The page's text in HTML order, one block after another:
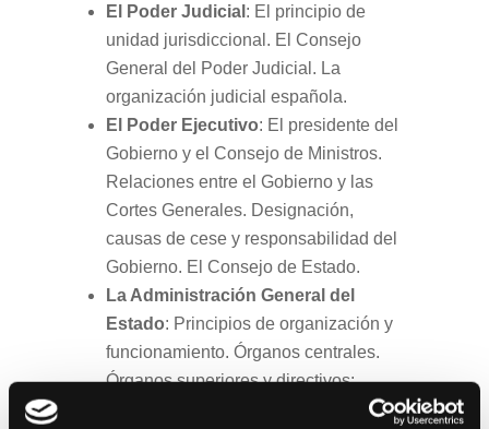
El Poder Judicial : El principio de
unidad jurisdiccional. El Consejo
General del Poder Judicial. La
organización judicial española.
El Poder Ejecutivo: El presidente del
Gobierno y el Consejo de Ministros.
Relaciones entre el Gobierno y las
Cortes Generales. Designación,
causas de cese y responsabilidad del
Gobierno. El Consejo de Estado.
La Administración General del
Estado: Principios de organización y
funcionamiento. Órganos centrales.
Órganos superiores y directivos: